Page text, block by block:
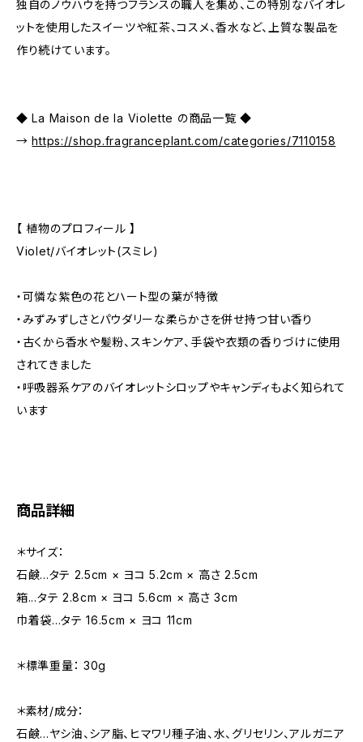
独自のノウハウを持つフランスの職人を集め、この特別なバイオレ
ットを使用したスイーツや紅茶、コスメ、香水など、上質な製品を
作り続けています。
◆ La Maison de la Violette の商品一覧 ◆
→https://shop.fragranceplant.com/categories/7110158
【 植物のプロフィール 】
Violet/バイオレット(スミレ)
・可憐な紫色の花とハート型の葉が特徴
・みずみずしさとパウダリーな柔らかさを併せ持つ甘い香り
・古くから香水や髪粉、スキンケア、手袋や衣類の香りづけに使用
されてきました
・呼吸器系ケアのバイオレットシロップやキャンディもよく知られて
います
商品詳細
＊サイズ：
石鹸...タテ 2.5cm × ヨコ 5.2cm × 高さ 2.5cm
箱...タテ 2.8cm × ヨコ 5.6cm × 高さ 3cm
巾着袋...タテ 16.5cm × ヨコ 11cm
＊標準重量： 30g
＊素材/成分：
石鹸...ヤシ油、シア脂、ヒマワリ種子油、水、グリセリン、アルガニア